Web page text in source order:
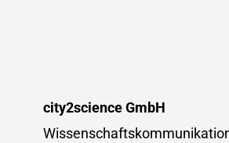
city2science GmbH